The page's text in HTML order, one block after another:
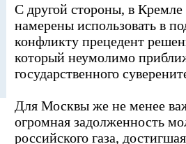
С другой стороны, в
намерены использовать в
конфликту прецедент
который неумолимо
государственного
Для Москвы же не менее
огромная задолженность
российского газа,